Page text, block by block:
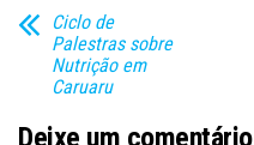
Ciclo de
Palestras sobre
Nutrição em
Caruaru
Deixe um comentário